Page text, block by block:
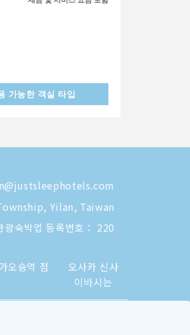
가능한 객실 타입
Yilan, Taiwan
광숙박업 등록번호： 220
가오슝역 점
오사카 신사
이바시는